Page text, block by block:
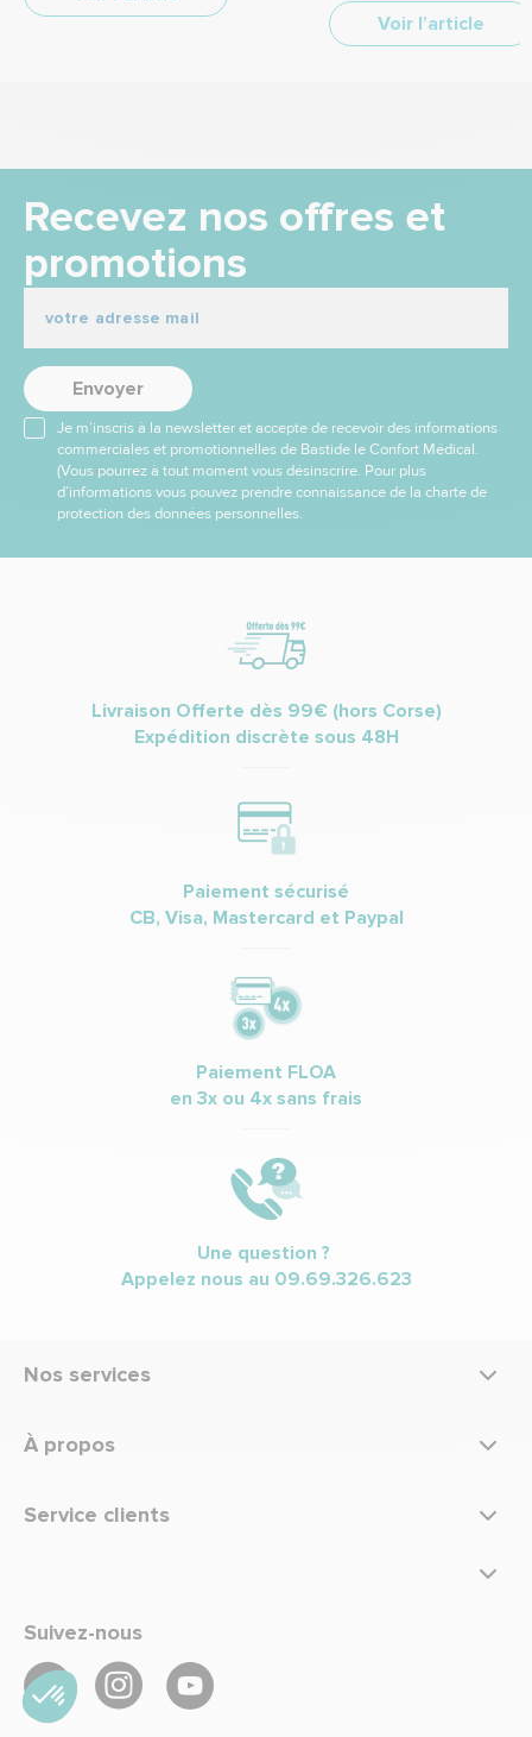
Voir l’article
Recevez nos offres et
promotions
Envoyer
Je m’inscris à la newsletter et accepte de recevoir des informations
commerciales et promotionnelles de Bastide le Confort Médical.
(Vous pourrez à tout moment vous désinscrire. Pour plus
d’informations vous pouvez prendre connaissance de la charte de
protection des données personnelles.
Livraison Offerte dès 99€ (hors Corse)
Expédition discrète sous 48H
Paiement sécurisé
CB, Visa, Mastercard et Paypal
Paiement FLOA
en 3x ou 4x sans frais
Une question ?
Appelez nous au 09.69.326.623
Nos services
À propos
Service clients
Suivez-nous